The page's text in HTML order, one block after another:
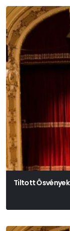
Tiltott Ösvények